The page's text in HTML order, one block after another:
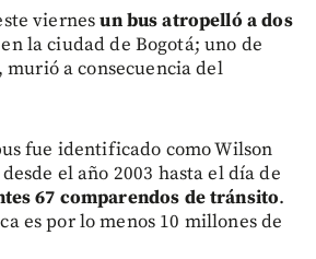
viernesun bus atropelló a dos
en la ciudad de Bogotá; uno de
murió a consecuencia del
fue identificado como Wilson
el año 2003 hasta el día de
67 comparendos de tránsito.
es por lo menos 10 millones de